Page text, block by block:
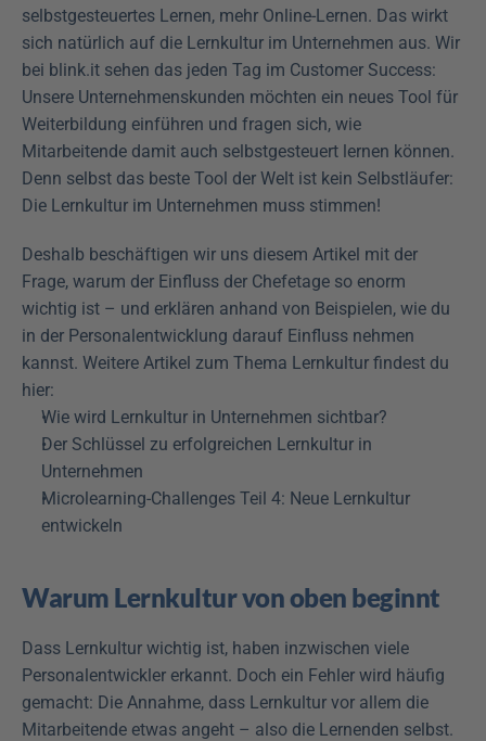
selbstgesteuertes Lernen, mehr Online-Lernen. Das wirkt
sich natürlich auf die Lernkultur im Unternehmen aus. Wir
bei blink.it sehen das jeden Tag im Customer Success:
Unsere Unternehmenskunden möchten ein neues Tool für
Weiterbildung einführen und fragen sich, wie
Mitarbeitende damit auch selbstgesteuert lernen können.
Denn selbst das beste Tool der Welt ist kein Selbstläufer:
Die Lernkultur im Unternehmen muss stimmen!
Deshalb beschäftigen wir uns diesem Artikel mit der
Frage, warum der Einfluss der Chefetage so enorm
wichtig ist – und erklären anhand von Beispielen, wie du
in der Personalentwicklung darauf Einfluss nehmen
kannst. Weitere Artikel zum Thema Lernkultur findest du
hier:
Wie wird Lernkultur in Unternehmen sichtbar?
Der Schlüssel zu erfolgreichen Lernkultur in
Unternehmen
Microlearning-Challenges Teil 4: Neue Lernkultur
entwickeln
Warum Lernkultur von oben beginnt
Dass Lernkultur wichtig ist, haben inzwischen viele
Personalentwickler erkannt. Doch ein Fehler wird häufig
gemacht: Die Annahme, dass Lernkultur vor allem die
Mitarbeitende etwas angeht – also die Lernenden selbst.